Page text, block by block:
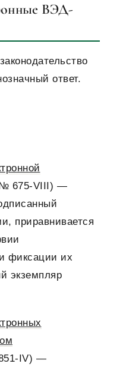
ВЭД-
ответ.
№ 675-VIII) —
приравнивается
фиксации их
экземпляр
IV) —